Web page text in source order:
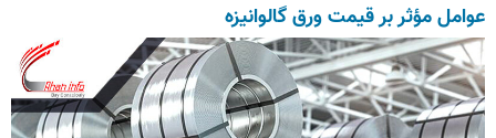
عوامل مؤثر بر قیمت ورق گالوانیزه